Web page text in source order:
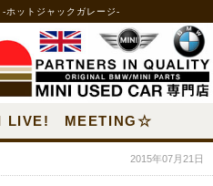
ットジャックガレージ-
LIVE! MEETING☆
2015年07月21日